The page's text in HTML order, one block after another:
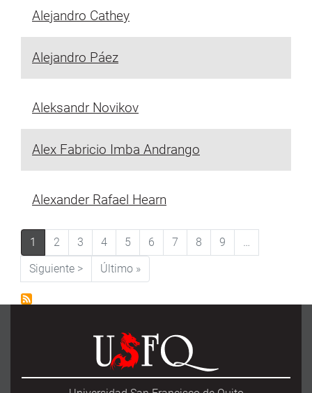
Alejandro Cathey
Alejandro Páez
Aleksandr Novikov
Alex Fabricio Imba Andrango
Alexander Rafael Hearn
Paginación
1 2 3 4 5 6 7 8 9
Siguiente >Siguiente página
Último »Última página